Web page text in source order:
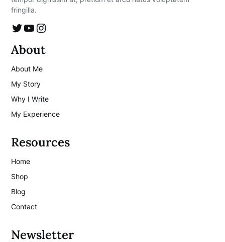
fringilla.
Twitter YouTube Instagram
About
About Me
My Story
Why I Write
My Experience
Resources
Home
Shop
Blog
Contact
Newsletter